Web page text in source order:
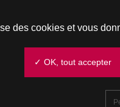
des cookies et vous
✓ OK, tout accepter